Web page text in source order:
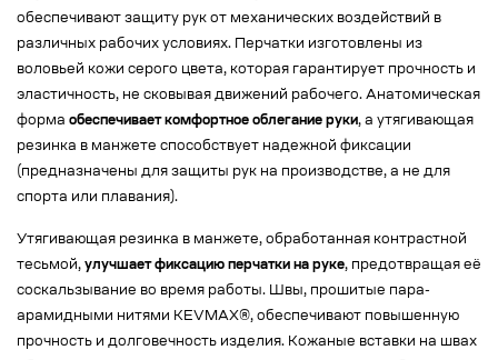
обеспечивают защиту рук от механических воздействий в
различных рабочих условиях. Перчатки изготовлены из
воловьей кожи серого цвета, которая гарантирует прочность и
эластичность, не сковывая движений рабочего. Анатомическая
форма обеспечивает комфортное облегание руки, а утягивающая
резинка в манжете способствует надежной фиксации
(предназначены для защиты рук на производстве, а не для
спорта или плавания).
Утягивающая резинка в манжете, обработанная контрастной
тесьмой, улучшает фиксацию перчатки на руке, предотвращая её
соскальзывание во время работы. Швы, прошитые пара-
арамидными нитями KEVMAX®, обеспечивают повышенную
прочность и долговечность изделия. Кожаные вставки на швах